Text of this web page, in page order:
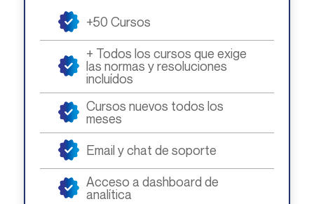
+50 Cursos
+ Todos los cursos que exige
las normas y resoluciones
incluídos
Cursos nuevos todos los
meses
Email y chat de soporte
Acceso a dashboard de
analítica